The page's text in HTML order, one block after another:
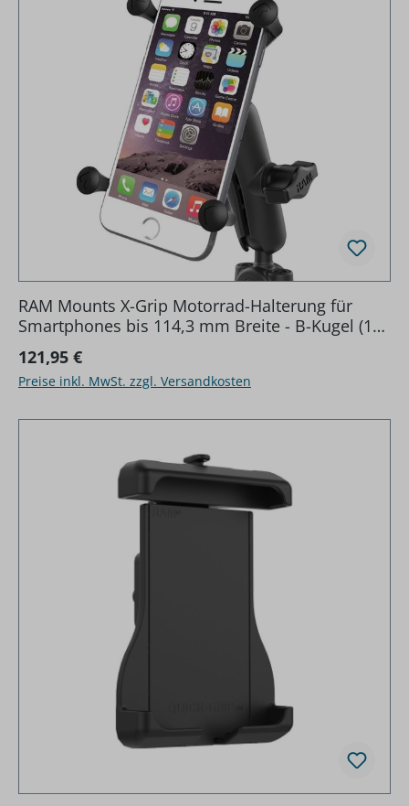
RAM Mounts X-Grip Motorrad-Halterung für
Smartphones bis 114,3 mm Breite - B-Kugel (1
Zoll), Torque-Schraubklemme (Durchmesser 9,5-
15,8 mm), mittlerer
Regulärer Preis:
121,95 €
Preise inkl. MwSt. zzgl. Versandkosten